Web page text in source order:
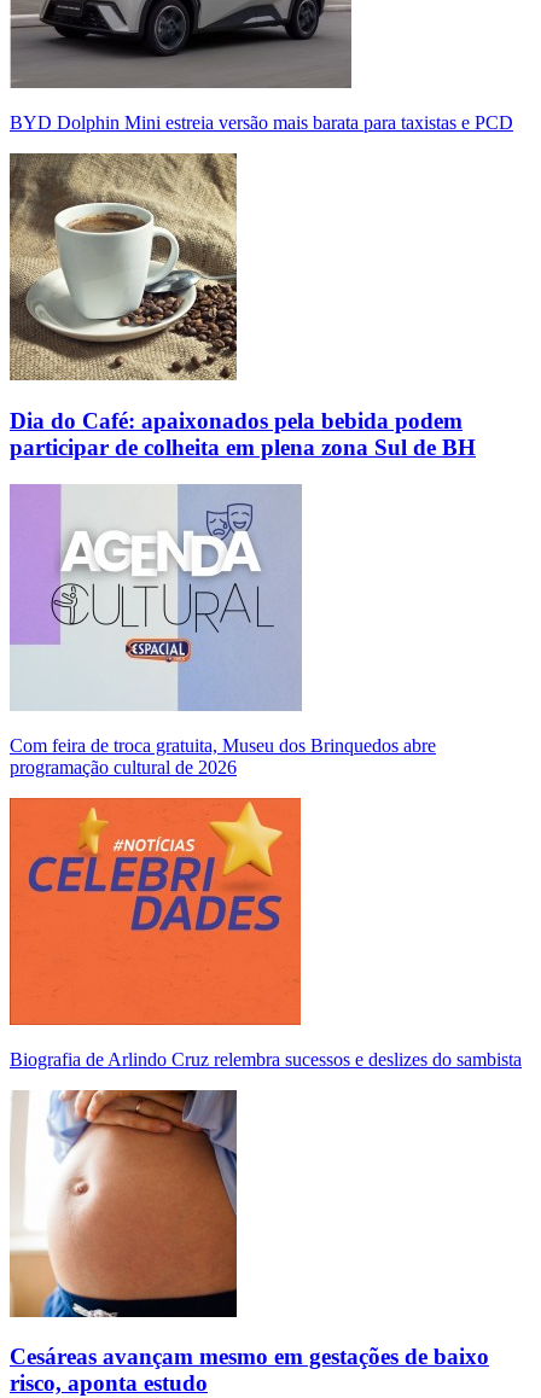
BYD Dolphin Mini estreia versão mais barata para taxistas e PCD
Dia do Café: apaixonados pela bebida podem
participar de colheita em plena zona Sul de BH
Com feira de troca gratuita, Museu dos Brinquedos abre
programação cultural de 2026
Biografia de Arlindo Cruz relembra sucessos e deslizes do sambista
Cesáreas avançam mesmo em gestações de baixo
risco, aponta estudo